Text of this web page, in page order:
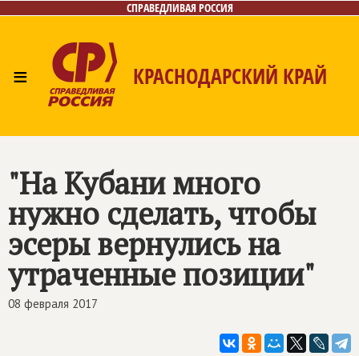
СПРАВЕДЛИВАЯ РОССИЯ
≡ КРАСНОДАРСКИЙ КРАЙ
"На Кубани много
нужно сделать, чтобы
эсеры вернулись на
утраченные позиции"
08 февраля 2017